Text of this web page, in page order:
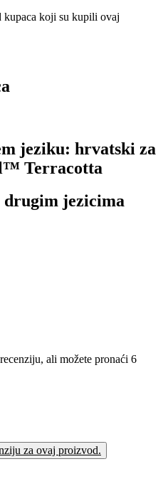
kupaca koji su kupili ovaj
jeziku: hrvatski za
Terracotta
drugim jezicima
ali možete pronaći 6
za ovaj proizvod.